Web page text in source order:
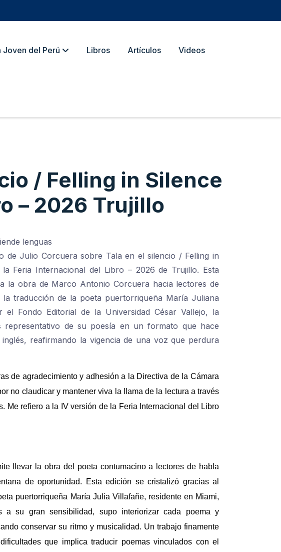
Joven del Perú Libros Artículos Videos
/ Felling in Silence
– 2026 Trujillo
lenguas
de Julio Corcuera sobre Tala en el silencio / Felling in
Feria Internacional del Libro – 2026 de Trujillo. Esta
la obra de Marco Antonio Corcuera hacia lectores de
la traducción de la poeta puertorriqueña María Juliana
el Fondo Editorial de la Universidad César Vallejo, la
representativo de su poesía en un formato que hace
reafirmando la vigencia de una voz que perdura
de agradecimiento y adhesión a la Directiva de la Cámara
no claudicar y mantener viva la llama de la lectura a través
Me refiero a la IV versión de la Feria Internacional del Libro
llevar la obra del poeta contumacino a lectores de habla
de oportunidad. Esta edición se cristalizó gracias al
puertorriqueña María Julia Villafañe, residente en Miami,
a su gran sensibilidad, supo interiorizar cada poema y
conservar su ritmo y musicalidad. Un trabajo finamente
que implica traducir poemas vinculados con el